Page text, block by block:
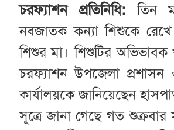
চরফ্যাশন প্রতিনিধি:তিন
নবজাতক কন্যা শিশুকে
শিশুর মা। শিশুটির
চরফ্যাশন উপজেলা প্রশাসন
কার্যালয়কে জানিয়েছেন
সূত্রে জানা গেছে গত শুক্রবার